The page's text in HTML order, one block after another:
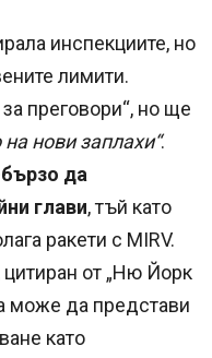
инспекциите, но
лимити.
преговори“, но ще
нови заплахи“.
да
глави, тъй като
ракети с MIRV.
от „Ню Йорк
може да представи
като